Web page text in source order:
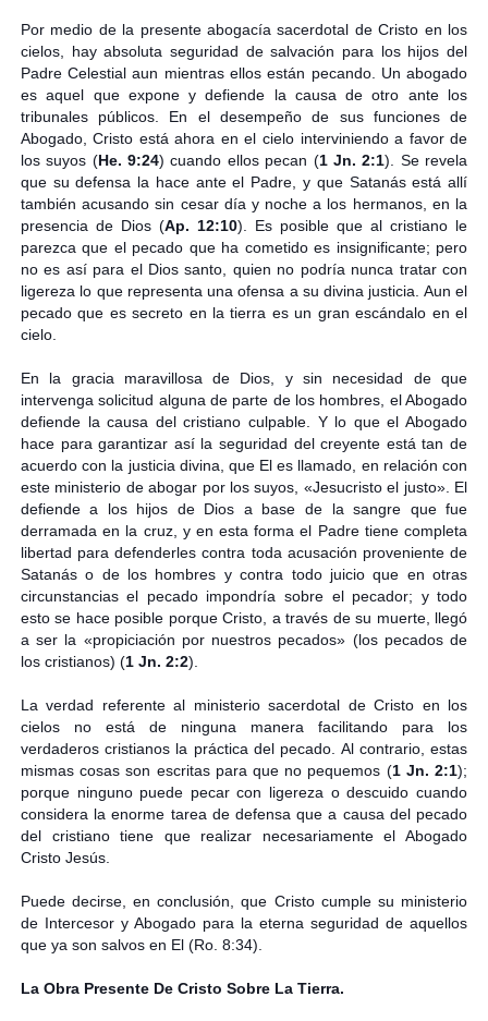
Por medio de la presente abogacía sacerdotal de Cristo en los
cielos, hay absoluta seguridad de salvación para los hijos del
Padre Celestial aun mientras ellos están pecando. Un abogado
es aquel que expone y defiende la causa de otro ante los
tribunales públicos. En el desempeño de sus funciones de
Abogado, Cristo está ahora en el cielo interviniendo a favor de
los suyos (He. 9:24) cuando ellos pecan (1 Jn. 2:1). Se revela
que su defensa la hace ante el Padre, y que Satanás está allí
también acusando sin cesar día y noche a los hermanos, en la
presencia de Dios (Ap. 12:10). Es posible que al cristiano le
parezca que el pecado que ha cometido es insignificante; pero
no es así para el Dios santo, quien no podría nunca tratar con
ligereza lo que representa una ofensa a su divina justicia. Aun el
pecado que es secreto en la tierra es un gran escándalo en el
cielo.
En la gracia maravillosa de Dios, y sin necesidad de que
intervenga solicitud alguna de parte de los hombres, el Abogado
defiende la causa del cristiano culpable. Y lo que el Abogado
hace para garantizar así la seguridad del creyente está tan de
acuerdo con la justicia divina, que El es llamado, en relación con
este ministerio de abogar por los suyos, «Jesucristo el justo». El
defiende a los hijos de Dios a base de la sangre que fue
derramada en la cruz, y en esta forma el Padre tiene completa
libertad para defenderles contra toda acusación proveniente de
Satanás o de los hombres y contra todo juicio que en otras
circunstancias el pecado impondría sobre el pecador; y todo
esto se hace posible porque Cristo, a través de su muerte, llegó
a ser la «propiciación por nuestros pecados» (los pecados de
los cristianos) (1 Jn. 2:2).
La verdad referente al ministerio sacerdotal de Cristo en los
cielos no está de ninguna manera facilitando para los
verdaderos cristianos la práctica del pecado. Al contrario, estas
mismas cosas son escritas para que no pequemos (1 Jn. 2:1);
porque ninguno puede pecar con ligereza o descuido cuando
considera la enorme tarea de defensa que a causa del pecado
del cristiano tiene que realizar necesariamente el Abogado
Cristo Jesús.
Puede decirse, en conclusión, que Cristo cumple su ministerio
de Intercesor y Abogado para la eterna seguridad de aquellos
que ya son salvos en El (Ro. 8:34).
La Obra Presente De Cristo Sobre La Tierra.